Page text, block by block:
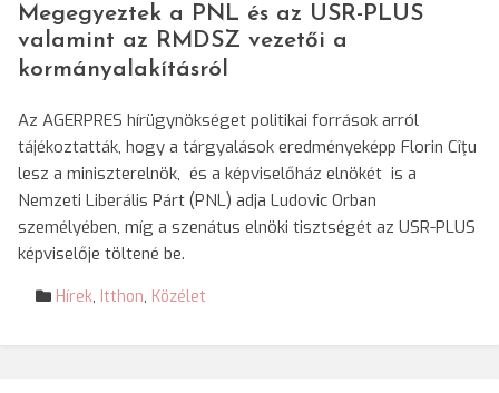
Megegyeztek a PNL és az USR-PLUS
valamint az RMDSZ vezetői a
kormányalakításról
Az AGERPRES hírügynökséget politikai források arról
tájékoztatták, hogy a tárgyalások eredményeképp Florin Cîţu
lesz a miniszterelnök, és a képviselőház elnökét is a
Nemzeti Liberális Párt (PNL) adja Ludovic Orban
személyében, míg a szenátus elnöki tisztségét az USR-PLUS
képviselője töltené be.
Hírek, Itthon, Közélet